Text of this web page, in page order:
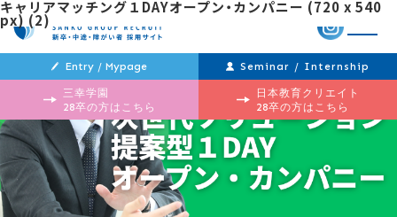
ニ
ー
Entry / Mypage Seminar / Internship
三幸学園
28卒の方はこちら
日本教育クリエイト
28卒の方はこちら
キャリアマッチング１DAYオープン・カンパニー (720 x 540
px) (2)